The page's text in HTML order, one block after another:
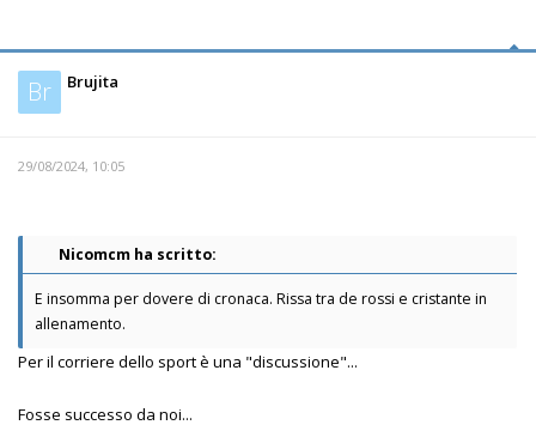
Br Brujita
29/08/2024, 10:05
Nicomcm ha scritto:
E insomma per dovere di cronaca. Rissa tra de rossi e cristante in
allenamento.
Per il corriere dello sport è una "discussione"...
Fosse successo da noi...